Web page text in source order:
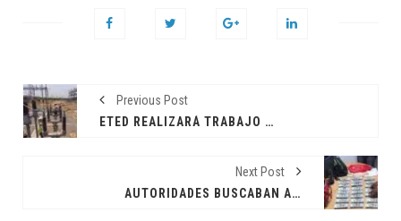
Previous Post
ETED REALIZARÁ TRABAJO DE MANTENIMIENTO ESTE SÁBADO
Next Post
AUTORIDADES BUSCABAN ANILLO DE DIAMANTES Y ENCONTRARON ALTA SUMA DE DINERO